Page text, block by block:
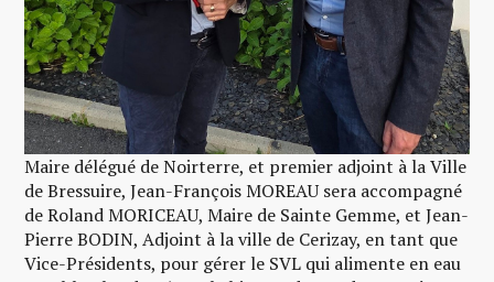
Maire délégué de Noirterre, et premier adjoint à la Ville
de Bressuire, Jean-François MOREAU sera accompagné
de Roland MORICEAU, Maire de Sainte Gemme, et Jean-
Pierre BODIN, Adjoint à la ville de Cerizay, en tant que
Vice-Présidents, pour gérer le SVL qui alimente en eau